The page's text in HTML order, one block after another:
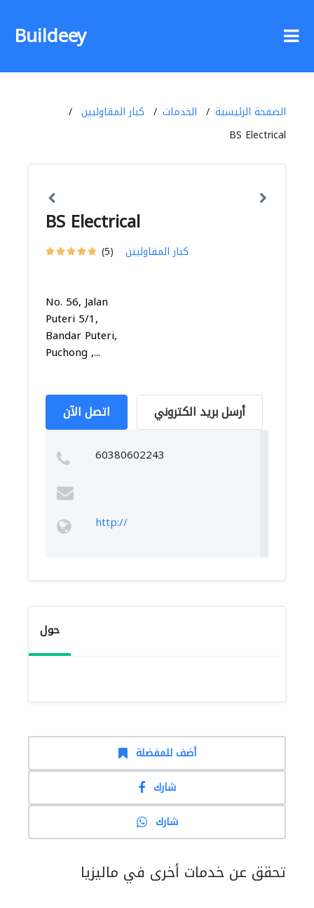
Buildeey
الصفحة الرئيسية الخدمات
كبار المقاوليين
BS Electrical
BS Electrical
(5) كبار المقاوليين
No. 56, Jalan
Puteri 5/1,
Bandar Puteri,
Puchong ,...
اتصل الآن أرسل بريد الكتروني
60380602243
http://
حول
أضف للمفضلة
شارك
شارك
تحقق عن خدمات أخرى في ماليزيا